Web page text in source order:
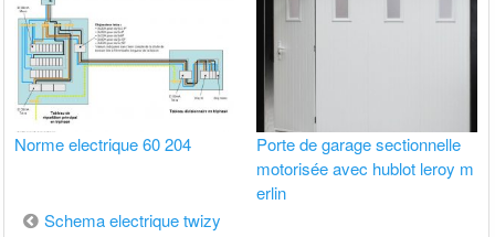
Norme electrique 60 204
Porte de garage sectionnelle
motorisée avec hublot leroy m
erlin
Navigation
Schema electrique twizy